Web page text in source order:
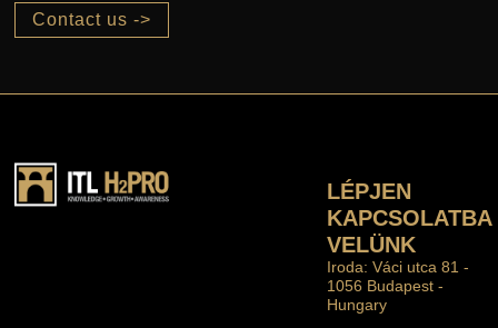
Contact us ->
LÉPJEN
KAPCSOLATBA
VELÜNK
Iroda: Váci utca 81 -
1056 Budapest -
Hungary